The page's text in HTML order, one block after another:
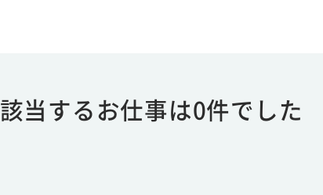
該当するお仕事は0件でした